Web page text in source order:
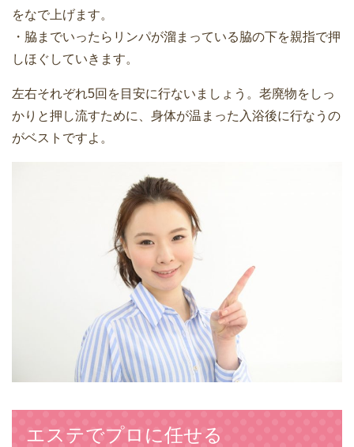
をなで上げます。
・脇までいったらリンパが溜まっている脇の下を親指で押
しほぐしていきます。
左右それぞれ5回を目安に行ないましょう。老廃物をしっ
かりと押し流すために、身体が温まった入浴後に行なうの
がベストですよ。
エステでプロに任せる